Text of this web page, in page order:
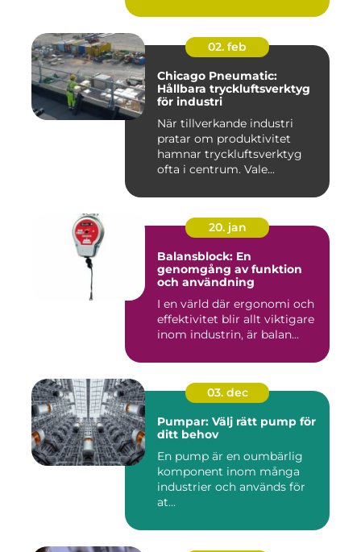
02. feb
Chicago Pneumatic:
Hållbara tryckluftsverktyg
för industri
När tillverkande industri
pratar om produktivitet
hamnar tryckluftsverktyg
ofta i centrum. Vale...
20. jan
Balansblock: En
genomgång av funktion
och användning
I en värld där ergonomi och
effektivitet blir allt viktigare
inom industrin, är balan...
03. dec
Pumpar: Välj rätt pump för
ditt behov
En pump är en oumbärlig
komponent inom många
industrier och används för
at...